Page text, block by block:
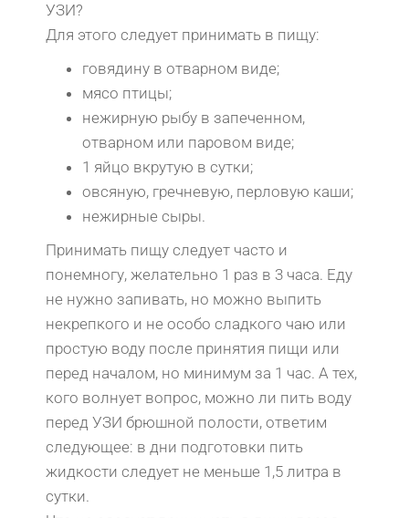
УЗИ?
Для этого следует принимать в пищу:
говядину в отварном виде;
мясо птицы;
нежирную рыбу в запеченном,
отварном или паровом виде;
1 яйцо вкрутую в сутки;
овсяную, гречневую, перловую каши;
нежирные сыры.
Принимать пищу следует часто и
понемногу, желательно 1 раз в 3 часа. Еду
не нужно запивать, но можно выпить
некрепкого и не особо сладкого чаю или
простую воду после принятия пищи или
перед началом, но минимум за 1 час. А тех,
кого волнует вопрос, можно ли пить воду
перед УЗИ брюшной полости, ответим
следующее: в дни подготовки пить
жидкости следует не меньше 1,5 литра в
сутки.